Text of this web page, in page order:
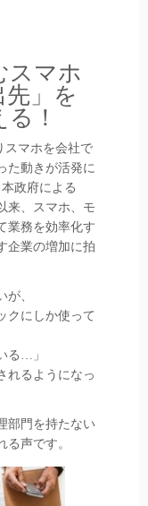
スマホ
」を
！
スマホを会社で
た動きが活発に
政府による
来、スマホ、モ
業務を効率化す
企業の増加に拍
、
クにしか使って
る…」
れるようになっ
部門を持たない
声です。